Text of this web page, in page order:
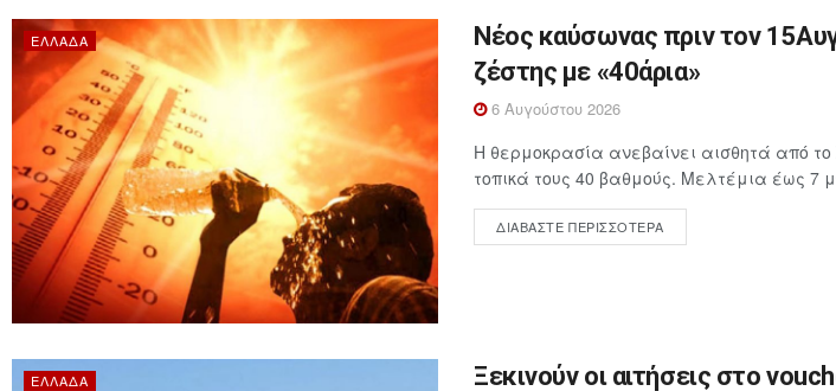
ΕΛΛΆΔΑ
Νέος καύσωνας πριν τον
ζέστης με «40άρια»
6 Αυγούστου 2026
Η θερμοκρασία ανεβαίνει αισθητά από
τοπικά τους 40 βαθμούς. Μελτέμια έως 7
ΔΙΑΒΆΣΤΕ ΠΕΡΙΣΣΌΤΕΡΑ
ΕΛΛΆΔΑ
Ξεκινούν οι αιτήσεις στο